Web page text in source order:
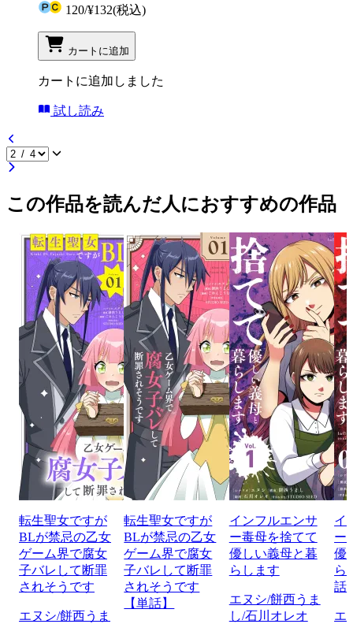
120/¥132(税込)
カートに追加
カートに追加しました
試し読み
この作品を読んだ人におすすめの作品
転生聖女ですが
BLが禁忌の乙女
ゲーム界で腐女
子バレして断罪
されそうです
エヌシ/餅西うま
転生聖女ですが
BLが禁忌の乙女
ゲーム界で腐女
子バレして断罪
されそうです
【単話】
インフルエンサ
ー毒母を捨てて
優しい義母と暮
らします
エヌシ/餅西うま
し/石川オレオ
イ
ー
優
ら
話
エ